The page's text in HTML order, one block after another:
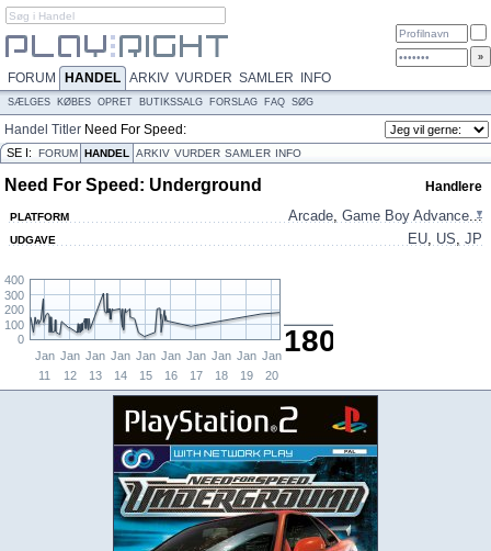
FORUM HANDEL ARKIV VURDER SAMLER INFO
SÆLGES KØBES OPRET BUTIKSSALG FORSLAG FAQ SØG
Handel Titler Need For Speed:
Underground
SE I: FORUM HANDEL ARKIV VURDER SAMLER INFO
Need For Speed: Underground Handlere
PLATFORM Arcade, Game Boy Advance...
UDGAVE EU, US, JP
Jan
11
Jan
12
Jan
13
Jan
14
Jan
15
Jan
16
Jan
17
Jan
18
Jan
19
Jan
20
0
100
200
300
400
180,-